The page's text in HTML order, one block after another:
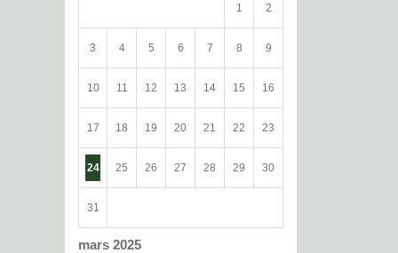
mars 2025
1 2
3 4 5 6 7 8 9
10 11 12 13 14 15 16
17 18 19 20 21 22 23
24 25 26 27 28 29 30
31